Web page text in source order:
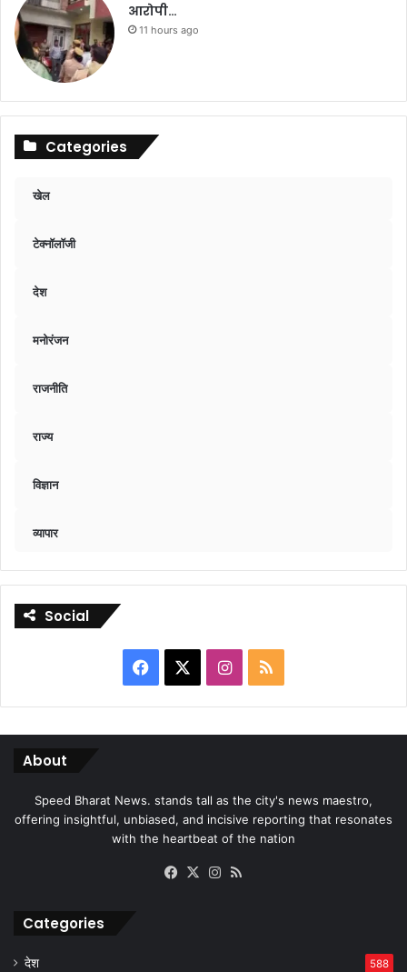
आरोपी…
11 hours ago
Categories
खेल
टेक्नॉलॉजी
देश
मनोरंजन
राजनीति
राज्य
विज्ञान
व्यापार
Social
Facebook Instagram
RSS
About
Speed Bharat News. stands tall as the city's news maestro,
offering insightful, unbiased, and incisive reporting that resonates
with the heartbeat of the nation
Facebook
X Instagram
Categories
देश 588